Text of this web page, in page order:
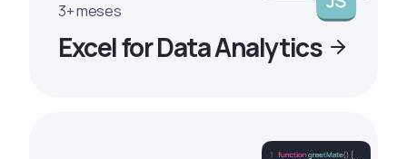
3+ meses
Excel for Data Analytics